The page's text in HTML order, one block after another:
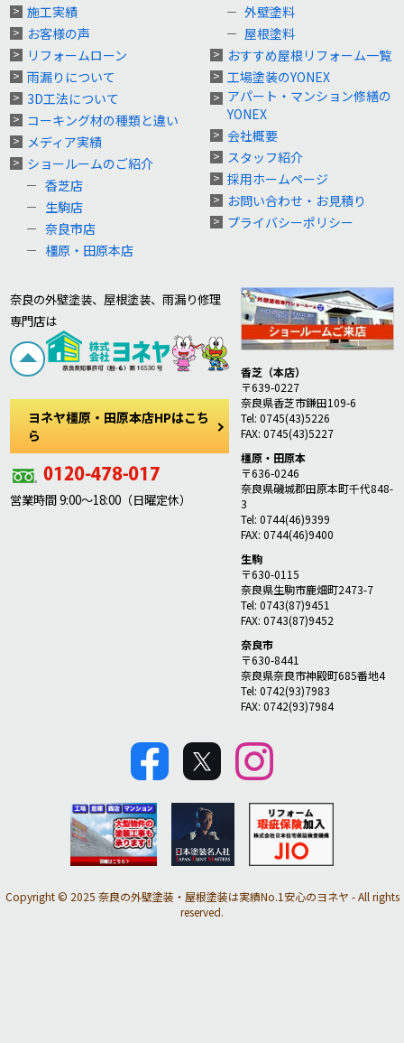
施工実績
お客様の声
リフォームローン
雨漏りについて
3D工法について
コーキング材の種類と違い
メディア実績
ショールームのご紹介
香芝店
生駒店
奈良市店
橿原・田原本店
外壁塗料
屋根塗料
おすすめ屋根リフォーム一覧
工場塗装のYONEX
アパート・マンション修繕の
YONEX
会社概要
スタッフ紹介
採用ホームページ
お問い合わせ・お見積り
プライバシーポリシー
奈良の外壁塗装、屋根塗装、雨漏り修理
専門店は
ヨネヤ橿原・田原本店HPはこち
ら
営業時間 9:00～18:00（日曜定休）
香芝（本店）
〒639-0227
奈良県香芝市鎌田109-6
Tel: 0745(43)5226
FAX: 0745(43)5227
橿原・田原本
〒636-0246
奈良県磯城郡田原本町千代848-
3
Tel: 0744(46)9399
FAX: 0744(46)9400
生駒
〒630-0115
奈良県生駒市鹿畑町2473-7
Tel: 0743(87)9451
FAX: 0743(87)9452
奈良市
〒630-8441
奈良県奈良市神殿町685番地4
Tel: 0742(93)7983
FAX: 0742(93)7984
Copyright © 2025 奈良の外壁塗装・屋根塗装は実績No.1安心のヨネヤ - All rights
reserved.